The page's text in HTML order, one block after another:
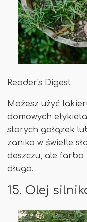
Reader's Digest
Możesz użyć
domowych
starych gałązek
zanika w świetle
deszczu, ale
długo.
15. Olej